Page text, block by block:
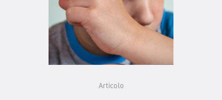
Articolo